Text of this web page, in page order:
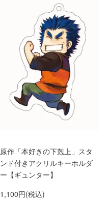
原作「本好きの下剋上」スタ
ンド付きアクリルキーホルダ
ー【ギュンター】
1,100円(税込)